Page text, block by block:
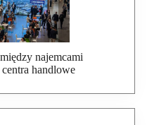
najemcami
handlowe